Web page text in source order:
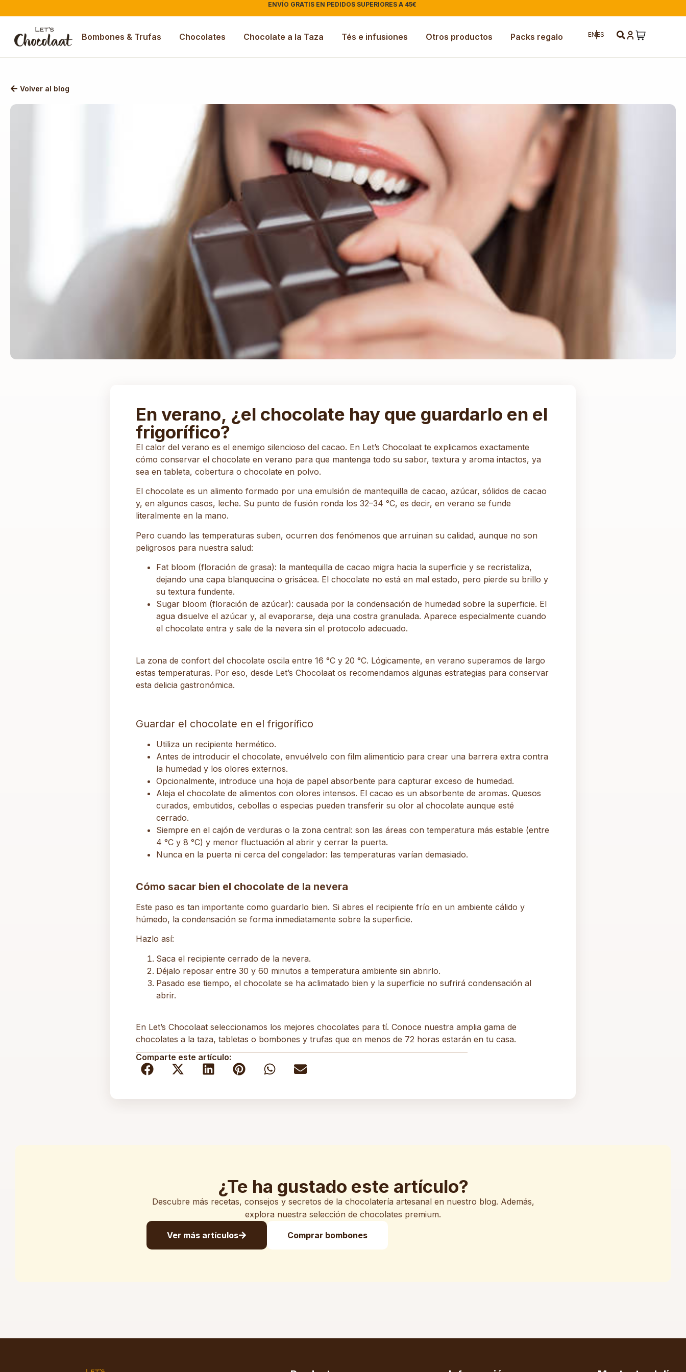
ENVÍO GRATIS EN PEDIDOS SUPERIORES A 45€
Bombones & Trufas Chocolates Chocolate a la Taza Tés e infusiones Otros productos Packs regalo ENES
Volver al blog
En verano, ¿el chocolate hay que guardarlo en el
frigorífico?
El calor del verano es el enemigo silencioso del cacao. En Let’s Chocolaat te explicamos exactamente
cómo conservar el chocolate en verano para que mantenga todo su sabor, textura y aroma intactos, ya
sea en tableta, cobertura o chocolate en polvo.
El chocolate es un alimento formado por una emulsión de mantequilla de cacao, azúcar, sólidos de cacao
y, en algunos casos, leche. Su punto de fusión ronda los 32–34 °C, es decir, en verano se funde
literalmente en la mano.
Pero cuando las temperaturas suben, ocurren dos fenómenos que arruinan su calidad, aunque no son
peligrosos para nuestra salud:
Fat bloom (floración de grasa): la mantequilla de cacao migra hacia la superficie y se recristaliza,
dejando una capa blanquecina o grisácea. El chocolate no está en mal estado, pero pierde su brillo y
su textura fundente.
Sugar bloom (floración de azúcar): causada por la condensación de humedad sobre la superficie. El
agua disuelve el azúcar y, al evaporarse, deja una costra granulada. Aparece especialmente cuando
el chocolate entra y sale de la nevera sin el protocolo adecuado.
La zona de confort del chocolate oscila entre 16 °C y 20 °C. Lógicamente, en verano superamos de largo
estas temperaturas. Por eso, desde Let’s Chocolaat os recomendamos algunas estrategias para conservar
esta delicia gastronómica.
Guardar el chocolate en el frigorífico
Utiliza un recipiente hermético.
Antes de introducir el chocolate, envuélvelo con film alimenticio para crear una barrera extra contra
la humedad y los olores externos.
Opcionalmente, introduce una hoja de papel absorbente para capturar exceso de humedad.
Aleja el chocolate de alimentos con olores intensos. El cacao es un absorbente de aromas. Quesos
curados, embutidos, cebollas o especias pueden transferir su olor al chocolate aunque esté
cerrado.
Siempre en el cajón de verduras o la zona central: son las áreas con temperatura más estable (entre
4 °C y 8 °C) y menor fluctuación al abrir y cerrar la puerta.
Nunca en la puerta ni cerca del congelador: las temperaturas varían demasiado.
Cómo sacar bien el chocolate de la nevera
Este paso es tan importante como guardarlo bien. Si abres el recipiente frío en un ambiente cálido y
húmedo, la condensación se forma inmediatamente sobre la superficie.
Hazlo así:
Saca el recipiente cerrado de la nevera.
Déjalo reposar entre 30 y 60 minutos a temperatura ambiente sin abrirlo.
Pasado ese tiempo, el chocolate se ha aclimatado bien y la superficie no sufrirá condensación al
abrir.
En Let’s Chocolaatseleccionamos los mejores chocolates para tí. Conoce nuestra amplia gama de
chocolates a la taza, tabletas o bombones y trufas que en menos de 72 horas estarán en tu casa.
Comparte este artículo:
¿Te ha gustado este artículo?
Descubre más recetas, consejos y secretos de la chocolatería artesanal en nuestro blog. Además,
explora nuestra selección de chocolates premium.
Ver más artículos Comprar bombones